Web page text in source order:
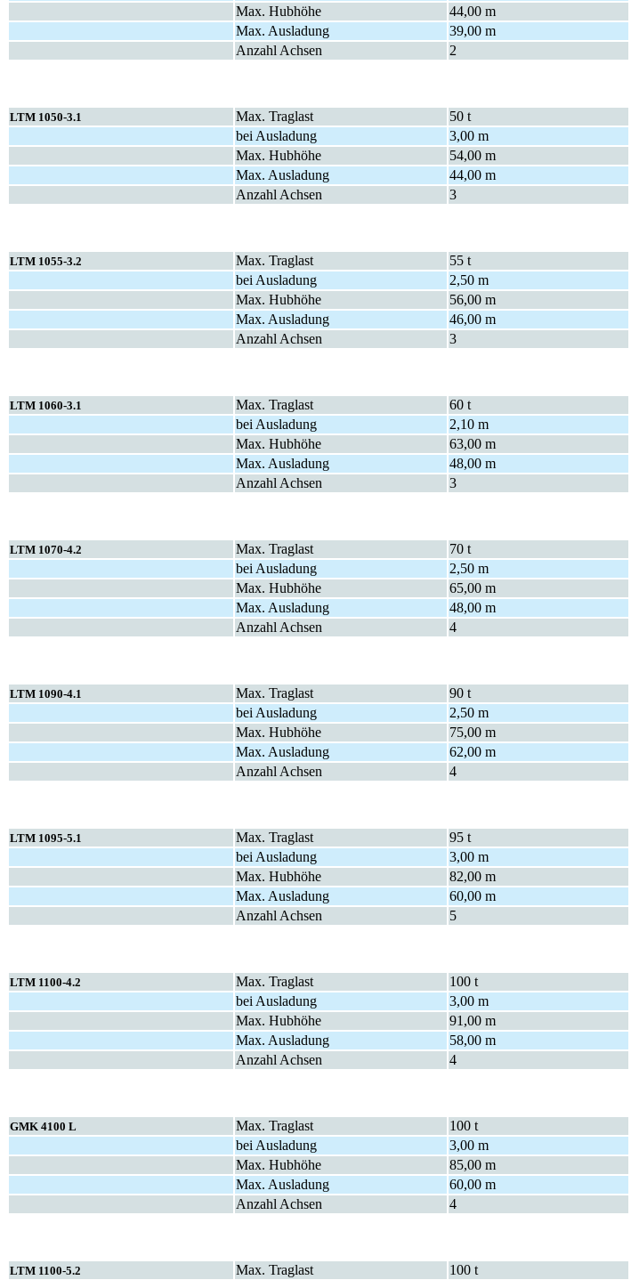
Max. Hubhöhe
44,00 m
Max. Ausladung
39,00 m
Anzahl Achsen
2
LTM 1050-3.1 Max. Traglast
50 t
bei Ausladung
3,00 m
Max. Hubhöhe
54,00 m
Max. Ausladung
44,00 m
Anzahl Achsen
3
LTM 1055-3.2 Max. Traglast
55 t
bei Ausladung
2,50 m
Max. Hubhöhe
56,00 m
Max. Ausladung
46,00 m
Anzahl Achsen
3
LTM 1060-3.1 Max. Traglast
60 t
bei Ausladung
2,10 m
Max. Hubhöhe
63,00 m
Max. Ausladung
48,00 m
Anzahl Achsen
3
LTM 1070-4.2 Max. Traglast
70 t
bei Ausladung
2,50 m
Max. Hubhöhe
65,00 m
Max. Ausladung
48,00 m
Anzahl Achsen
4
LTM 1090-4.1 Max. Traglast
90 t
bei Ausladung
2,50 m
Max. Hubhöhe
75,00 m
Max. Ausladung
62,00 m
Anzahl Achsen
4
LTM 1095-5.1 Max. Traglast
95 t
bei Ausladung
3,00 m
Max. Hubhöhe
82,00 m
Max. Ausladung
60,00 m
Anzahl Achsen
5
LTM 1100-4.2 Max. Traglast
100 t
bei Ausladung
3,00 m
Max. Hubhöhe
91,00 m
Max. Ausladung
58,00 m
Anzahl Achsen
4
GMK 4100 L Max. Traglast
100 t
bei Ausladung
3,00 m
Max. Hubhöhe
85,00 m
Max. Ausladung
60,00 m
Anzahl Achsen
4
LTM 1100-5.2 Max. Traglast
100 t